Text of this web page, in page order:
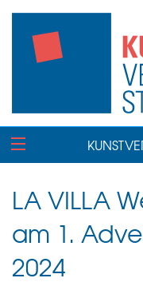
LA VILLA
am 1.
2024